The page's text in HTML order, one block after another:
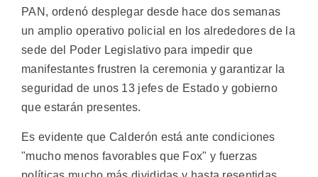
PAN, ordenó desplegar desde hace dos semanas
un amplio operativo policial en los alrededores de la
sede del Poder Legislativo para impedir que
manifestantes frustren la ceremonia y garantizar la
seguridad de unos 13 jefes de Estado y gobierno
que estarán presentes.
Es evidente que Calderón está ante condiciones
"mucho menos favorables que Fox" y fuerzas